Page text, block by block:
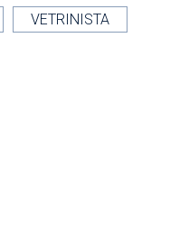
VETRINISTA